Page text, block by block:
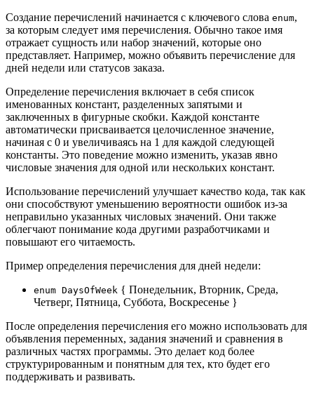
Создание перечислений начинается с ключевого слова enum,
за которым следует имя перечисления. Обычно такое имя
отражает сущность или набор значений, которые оно
представляет. Например, можно объявить перечисление для
дней недели или статусов заказа.
Определение перечисления включает в себя список
именованных констант, разделенных запятыми и
заключенных в фигурные скобки. Каждой константе
автоматически присваивается целочисленное значение,
начиная с 0 и увеличиваясь на 1 для каждой следующей
константы. Это поведение можно изменить, указав явно
числовые значения для одной или нескольких констант.
Использование перечислений улучшает качество кода, так как
они способствуют уменьшению вероятности ошибок из-за
неправильно указанных числовых значений. Они также
облегчают понимание кода другими разработчиками и
повышают его читаемость.
Пример определения перечисления для дней недели:
enum DaysOfWeek { Понедельник, Вторник, Среда,
Четверг, Пятница, Суббота, Воскресенье }
После определения перечисления его можно использовать для
объявления переменных, задания значений и сравнения в
различных частях программы. Это делает код более
структурированным и понятным для тех, кто будет его
поддерживать и развивать.